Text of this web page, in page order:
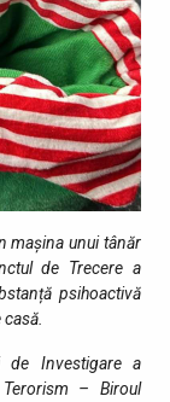
mașina unui tânăr
de Trecere a
psihoactivă
de Investigare a
– Biroul